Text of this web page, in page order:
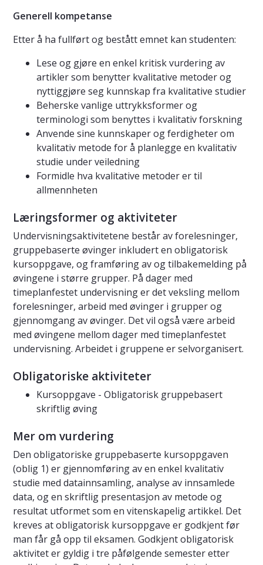
Generell kompetanse
Etter å ha fullført og bestått emnet kan studenten:
Lese og gjøre en enkel kritisk vurdering av
artikler som benytter kvalitative metoder og
nyttiggjøre seg kunnskap fra kvalitative studier
Beherske vanlige uttrykksformer og
terminologi som benyttes i kvalitativ forskning
Anvende sine kunnskaper og ferdigheter om
kvalitativ metode for å planlegge en kvalitativ
studie under veiledning
Formidle hva kvalitative metoder er til
allmennheten
Læringsformer og aktiviteter
Undervisningsaktivitetene består av forelesninger,
gruppebaserte øvinger inkludert en obligatorisk
kursoppgave, og framføring av og tilbakemelding på
øvingene i større grupper. På dager med
timeplanfestet undervisning er det veksling mellom
forelesninger, arbeid med øvinger i grupper og
gjennomgang av øvinger. Det vil også være arbeid
med øvingene mellom dager med timeplanfestet
undervisning. Arbeidet i gruppene er selvorganisert.
Obligatoriske aktiviteter
Kursoppgave - Obligatorisk gruppebasert
skriftlig øving
Mer om vurdering
Den obligatoriske gruppebaserte kursoppgaven
(oblig 1) er gjennomføring av en enkel kvalitativ
studie med datainnsamling, analyse av innsamlede
data, og en skriftlig presentasjon av metode og
resultat utformet som en vitenskapelig artikkel. Det
kreves at obligatorisk kursoppgave er godkjent før
man får gå opp til eksamen. Godkjent obligatorisk
aktivitet er gyldig i tre påfølgende semester etter